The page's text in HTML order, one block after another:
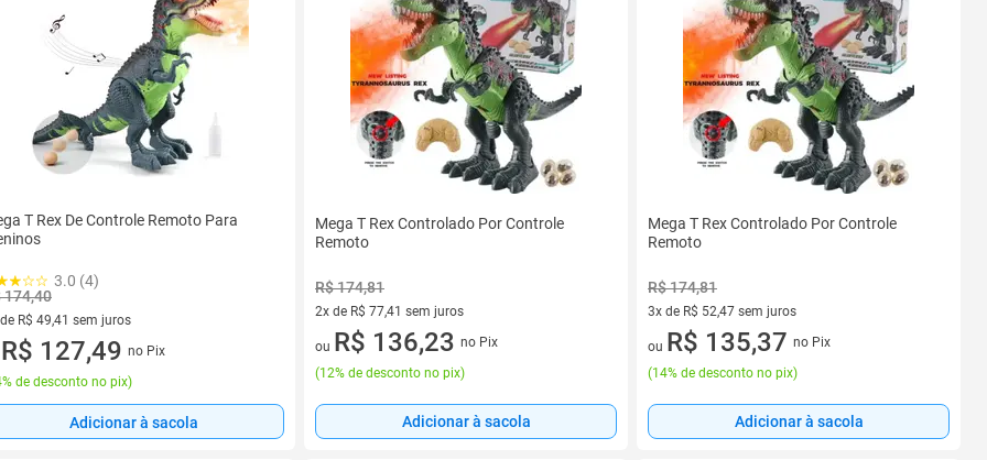
T Rex De Controle Remoto Para
3.0 (4)
174,40
R$ 49,41 sem juros
de R$ 49,41 sem juros
R$ 127,49 no Pix
de desconto no pix)
Adicionar à sacola
Mega T Rex Controlado Por Controle
Remoto
R$ 174,81
2x de R$ 77,41 sem juros
2 vez de R$ 77,41 sem juros
ou R$ 136,23 no Pix
(12% de desconto no pix)
Adicionar à sacola
Mega T Rex Controlado Por Controle
Remoto
R$ 174,81
3x de R$ 52,47 sem juros
3 vez de R$ 52,47 sem juros
ou R$ 135,37 no Pix
(14% de desconto no pix)
Adicionar à sacola